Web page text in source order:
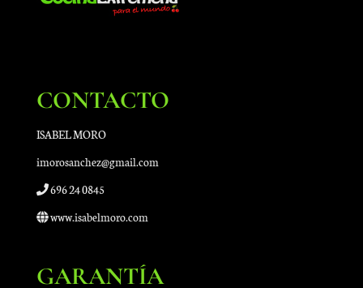
CONTACTO
ISABEL MORO
imorosanchez@gmail.com
696 24 0845
www.isabelmoro.com
GARANTÍA